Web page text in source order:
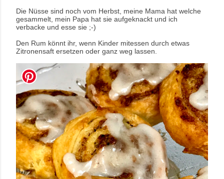
Die Nüsse sind noch vom Herbst, meine Mama hat welche
gesammelt, mein Papa hat sie aufgeknackt und ich
verbacke und esse sie ;-)
Den Rum könnt ihr, wenn Kinder mitessen durch etwas
Zitronensaft ersetzen oder ganz weg lassen.